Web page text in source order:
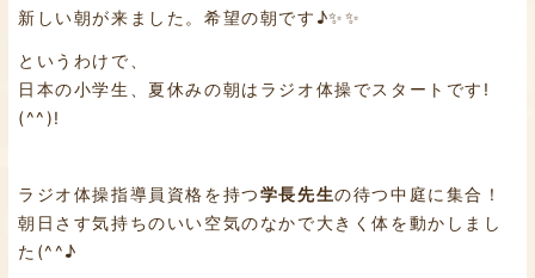
新しい朝が来ました。希望の朝です♪✨✨
というわけで、
日本の小学生、夏休みの朝はラジオ体操でスタートです!
(^^)!
ラジオ体操指導員資格を持つ学長先生の待つ中庭に集合！
朝日さす気持ちのいい空気のなかで大きく体を動かしまし
た(^^♪